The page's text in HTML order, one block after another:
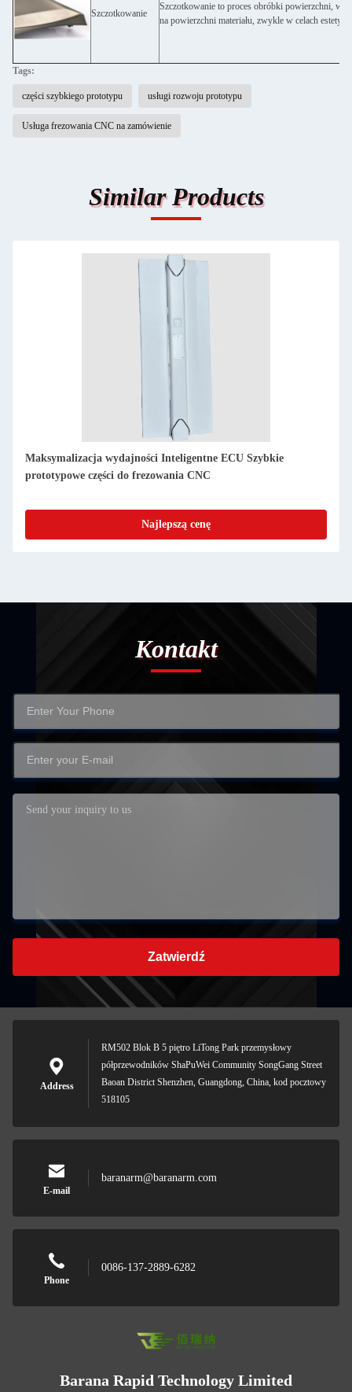
Szczotkowanie
Szczotkowanie to proces obróbki powierzchni, w
na powierzchni materiału, zwykle w celach
Tags:
części szybkiego prototypu usługi rozwoju prototypu
Usługa frezowania CNC na zamówienie
Similar Products
Zaawansowane frezowanie CNC dla inteligentnych ECU
Najlepszą cenę
Kontakt
Zatwierdź
Address
RM502 Blok B 5 piętro LiTong Park przemysłowy
półprzewodników ShaPuWei Community SongGang Street
Baoan District Shenzhen, Guangdong, China, kod pocztowy
518105
E-mail
baranarm@baranarm.com
Phone
0086-137-2889-6282
Barana Rapid Technology Limited